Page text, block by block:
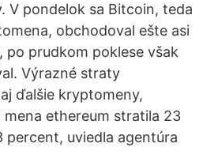
V pondelok sa Bitcoin, teda
obchodoval ešte asi
po prudkom poklese však
Výrazné straty
ďalšie kryptomeny,
ethereum stratila 23
percent, uviedla agentúra